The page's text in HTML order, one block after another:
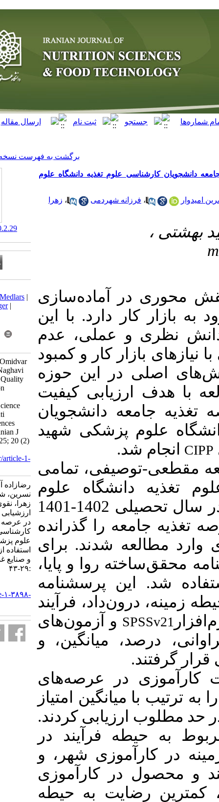
برگشت به فهرست نسخه ها
علوم تغذیه دانشگاه علوم
شهردمی ،زهرا
آماده‌سازی
دارد. با این
عملی، عدم
کار و کمبود
این حوزه
کیفیت
دانشجویان
پزشکی شهید
تمامی
علوم
پزشکی شهید بهشتی که در سال تحصیلی 1402-1401
را گذرانده
شدند. برای
روا و پایا،
پرسشنامه
فرآیند
و آزمون‌های
میانگین، و
در عرصه‌های
میانگین امتیاز
ارزیابیکردند.
فرآیند در
شهر، و
کارآموزی
به حیطه
Download citation:
BibTeX
RIS| EndNote| Medlars
ProCite
Reference Manager
Send citation to:
Mendeley
Rezazadeh A, Bazhan M, Omidvar
N, Shahrdami F, Veisi Z, Naghavi
M et al . Evaluation of the Quality
of the Community Nutrition
Internship Program for
Undergraduate Nutrition Science
Students at Shahid Beheshti
University of Medical Sciences
Using the CIPP Model. Iranian J
Nutr Sci Food Technol 2025; 20 (2)
URL:http://nsft.sbmu.ac.ir/article-1-
رضازاده آرزو، باژن مرجان، امیدوار
نسرین، شهردمی فرزانه، ویسی
زهرا، نقوی مرجان و همکاران..
ارزشیابی کیفیت برنامه کارآموزی
در عرصه تغذیه جامعه دانشجویان
کارشناسی علوم تغذیه دانشگاه
علوم پزشکی شهید بهشتی با
استفاده از الگوی CIPP. علوم تغذیه
و صنایع غذایی ایران. ۱۴۰۴; ۲۰ (۲)
:۲۹-۴۳
http://nsft.sbmu.ac.ir/article-۱-۳۸۹۸-